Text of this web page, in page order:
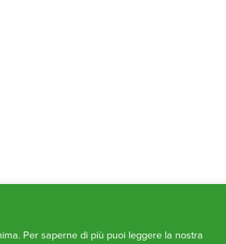
Per saperne di più puoi leggere la nostra